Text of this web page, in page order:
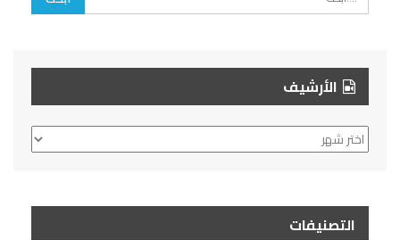
الأرشيف
الأرشيف
التصنيفات